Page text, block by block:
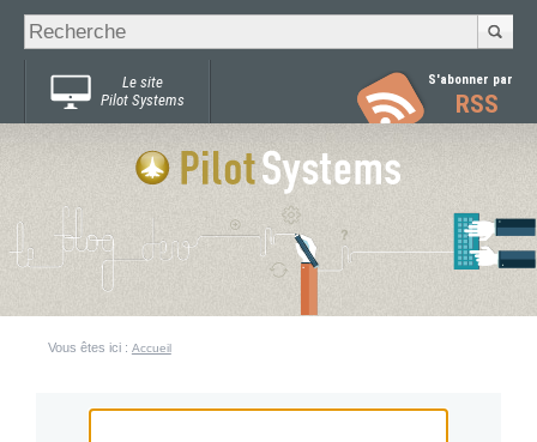
Chercher par
Recherche
avancée…
Le site
Pilot Systems
S'abonner par
RSS
Vous êtes ici : Accueil